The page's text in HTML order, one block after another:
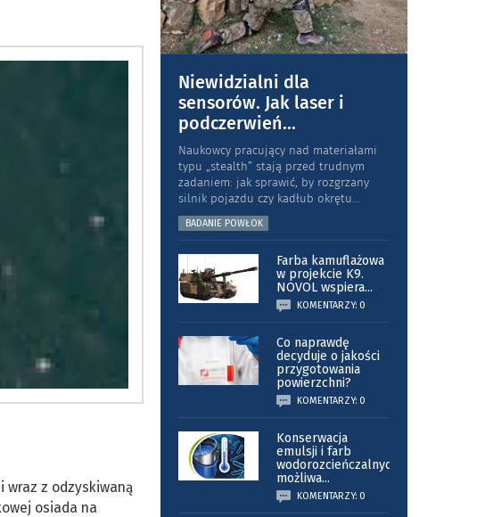
wraz z odzyskiwaną
osiada na
Niewidzialni dla
sensorów. Jak laser i
podczerwień...
Naukowcy pracujący nad materiałami
typu „stea­lth” stają przed trudnym
zadaniem: jak sprawić, by rozgrzany
silnik pojazdu czy kadłub okrętu...
BADANIE POWŁOK
Farba kamuflażowa
w projekcie K9.
NOVOL wspiera...
KOMENTARZY: 0
Co naprawdę
decyduje o jakości
przygotowania
powierzchni?
KOMENTARZY: 0
Konserwacja
emulsji i farb
wodorozcieńczalnych
możliwa...
KOMENTARZY: 0